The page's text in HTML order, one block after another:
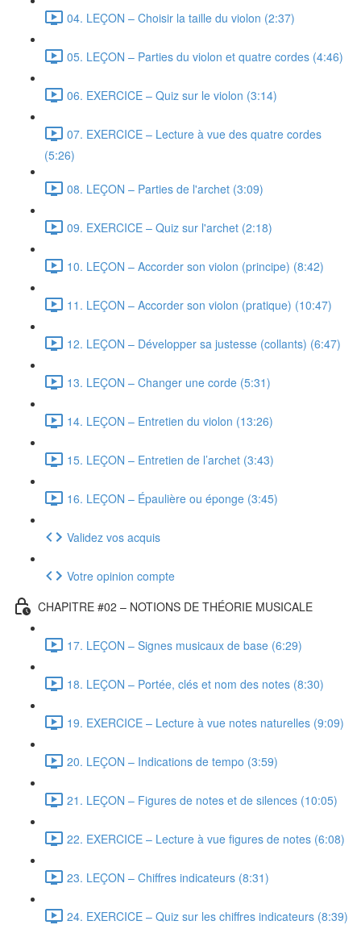
04. LEÇON – Choisir la taille du violon (2:37)
05. LEÇON – Parties du violon et quatre cordes (4:46)
06. EXERCICE – Quiz sur le violon (3:14)
07. EXERCICE – Lecture à vue des quatre cordes
(5:26)
08. LEÇON – Parties de l'archet (3:09)
09. EXERCICE – Quiz sur l'archet (2:18)
10. LEÇON – Accorder son violon (principe) (8:42)
11. LEÇON – Accorder son violon (pratique) (10:47)
12. LEÇON – Développer sa justesse (collants) (6:47)
13. LEÇON – Changer une corde (5:31)
14. LEÇON – Entretien du violon (13:26)
15. LEÇON – Entretien de l’archet (3:43)
16. LEÇON – Épaulière ou éponge (3:45)
Validez vos acquis
Votre opinion compte
CHAPITRE #02 – NOTIONS DE THÉORIE MUSICALE
17. LEÇON – Signes musicaux de base (6:29)
18. LEÇON – Portée, clés et nom des notes (8:30)
19. EXERCICE – Lecture à vue notes naturelles (9:09)
20. LEÇON – Indications de tempo (3:59)
21. LEÇON – Figures de notes et de silences (10:05)
22. EXERCICE – Lecture à vue figures de notes (6:08)
23. LEÇON – Chiffres indicateurs (8:31)
24. EXERCICE – Quiz sur les chiffres indicateurs (8:39)